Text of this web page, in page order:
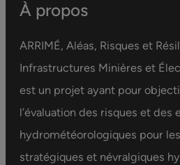
À propos
ARRIMÉ, Aléas, Risques et
Infrastructures Minières et
est un projet ayant pour
l’évaluation des risques et des
hydrométéorologiques pour
stratégiques et névralgiques